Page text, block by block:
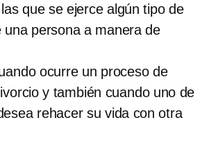
que se ejerce algún tipo de
una persona a manera de
ocurre un proceso de
y también cuando uno de
rehacer su vida con otra